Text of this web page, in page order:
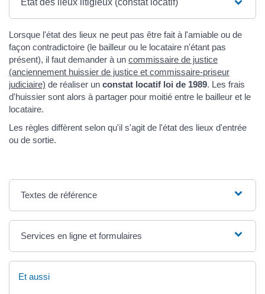
Lorsque l'état des lieux ne peut pas être fait à l'amiable ou de
façon contradictoire (le bailleur ou le locataire n'étant pas
présent), il faut demander à un commissaire de justice
(anciennement huissier de justice et commissaire-priseur
judiciaire) de réaliser un constat locatif loi de 1989. Les frais
d'huissier sont alors à partager pour moitié entre le bailleur et le
locataire.
Les règles diffèrent selon qu'il s'agit de l'état des lieux d'entrée
ou de sortie.
Textes de référence
Services en ligne et formulaires
Et aussi